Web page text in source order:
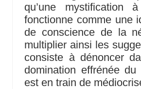
qu’une mystification
fonctionne comme une
de conscience de la
multiplier ainsi les
consiste à dénoncer
domination effrénée
est en train de